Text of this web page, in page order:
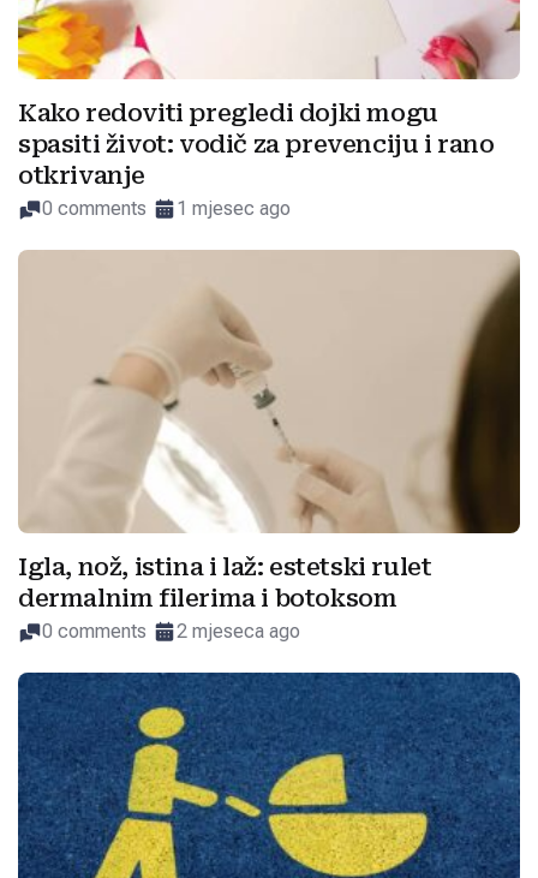
Kako redoviti pregledi dojki mogu
spasiti život: vodič za prevenciju i rano
otkrivanje
0 comments 1 mjesec ago
Igla, nož, istina i laž: estetski rulet
dermalnim filerima i botoksom
0 comments 2 mjeseca ago